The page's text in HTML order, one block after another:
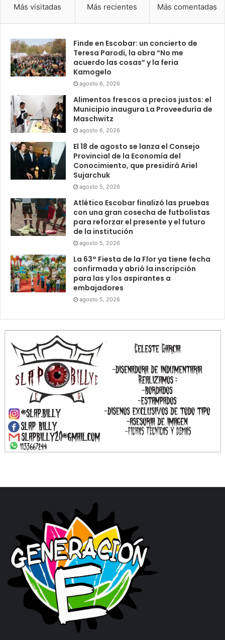
Más visitadas Más recientes Más comentadas
Finde en Escobar: un concierto de
Teresa Parodi, la obra “No me
acuerdo las cosas” y la feria
Kamogelo
agosto 6, 2026
Alimentos frescos a precios justos: el
Municipio inaugura La Proveeduría de
Maschwitz
agosto 6, 2026
El 18 de agosto se lanza el Consejo
Provincial de la Economía del
Conocimiento, que presidirá Ariel
Sujarchuk
agosto 5, 2026
Atlético Escobar finalizó las pruebas
con una gran cosecha de futbolistas
para reforzar el presente y el futuro
de la institución
agosto 5, 2026
La 63° Fiesta de la Flor ya tiene fecha
confirmada y abrió la inscripción
para las y los aspirantes a
embajadores
agosto 5, 2026